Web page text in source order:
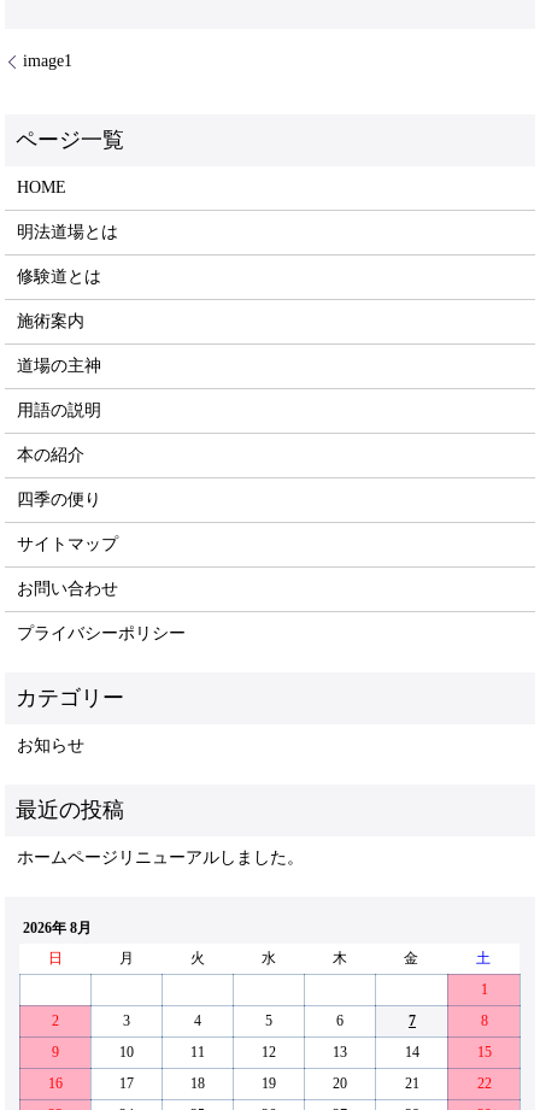
image1
HOME
明法道場とは
修験道とは
施術案内
道場の主神
用語の説明
本の紹介
四季の便り
サイトマップ
お問い合わせ
プライバシーポリシー
お知らせ
ホームページリニューアルしました。
2026年 8月
日
月 火 水 木 金
土
1
2
3 4 5 6 7
8
9
10 11 12 13 14
15
16
17 18 19 20 21
22